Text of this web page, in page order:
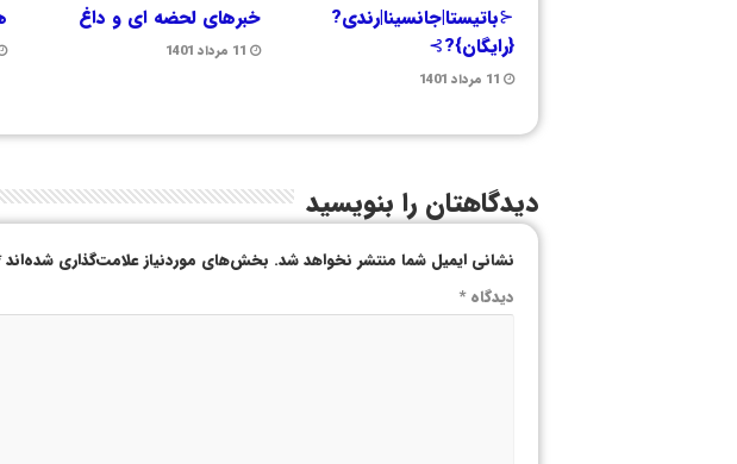
⊰باتیستا|جانسینا|رندی?
{رایگان}?⊱
11 مرداد 1401
خبرهای لحضه ای و داغ
11 مرداد 1401
دیدگاهتان را بنویسید
نشانی ایمیل شما منتشر نخواهد شد. بخش‌های موردنیاز علامت‌گذاری شده‌اند
دیدگاه*